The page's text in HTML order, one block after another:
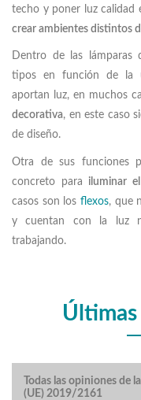
techo y poner luz calidad
crear ambientes distintos
Dentro de las lámparas
tipos en función de la
aportan luz, en muchos
decorativa, en este caso
de diseño.
Otra de sus funciones
concreto para iluminar
casos son los flexos, que
y cuentan con la luz
trabajando.
Todas las opiniones de
(UE) 2019/2161